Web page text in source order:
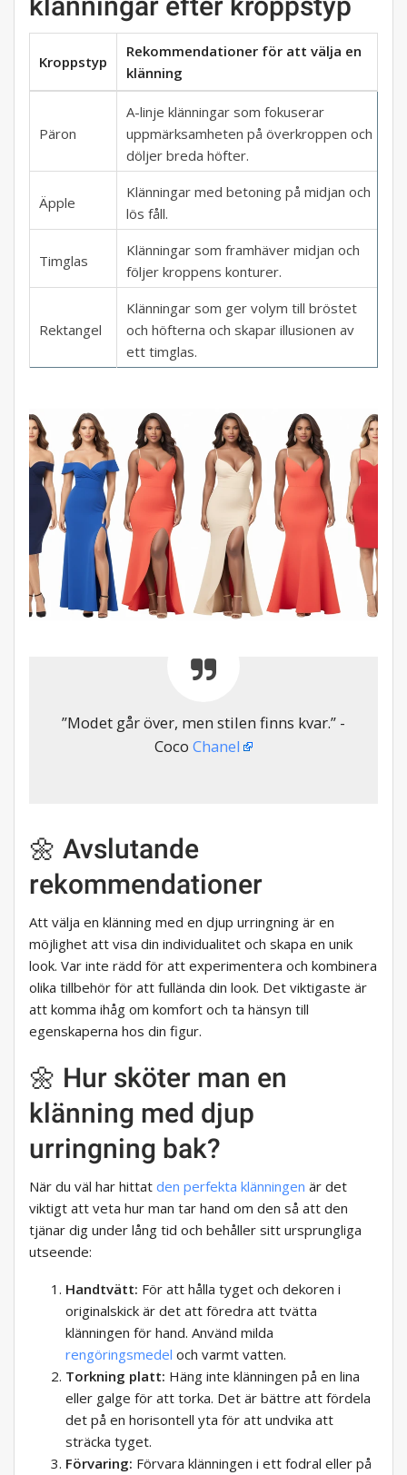
Kroppstyp
Rekommendationer för att välja en
klänning
Päron
A-linje klänningar som fokuserar
uppmärksamheten på överkroppen och
döljer breda höfter.
Äpple
Klänningar med betoning på midjan och
lös fåll.
Timglas
Klänningar som framhäver midjan och
följer kroppens konturer.
Rektangel
Klänningar som ger volym till bröstet
och höfterna och skapar illusionen av
ett timglas.
”Modet går över, men stilen finns kvar.” -
Coco Chanel
🌼 Avslutande
rekommendationer
Att välja en klänning med en djup urringning är en
möjlighet att visa din individualitet och skapa en unik
look. Var inte rädd för att experimentera och kombinera
olika tillbehör för att fullända din look. Det viktigaste är
att komma ihåg om komfort och ta hänsyn till
egenskaperna hos din figur.
🌼 Hur sköter man en
klänning med djup
urringning bak?
När du väl har hittat den perfekta klänningen är det
viktigt att veta hur man tar hand om den så att den
tjänar dig under lång tid och behåller sitt ursprungliga
utseende:
Handtvätt: För att hålla tyget och dekoren i
originalskick är det att föredra att tvätta
klänningen för hand. Använd milda
rengöringsmedel och varmt vatten.
Torkning platt: Häng inte klänningen på en lina
eller galge för att torka. Det är bättre att fördela
det på en horisontell yta för att undvika att
sträcka tyget.
Förvaring: Förvara klänningen i ett fodral eller på